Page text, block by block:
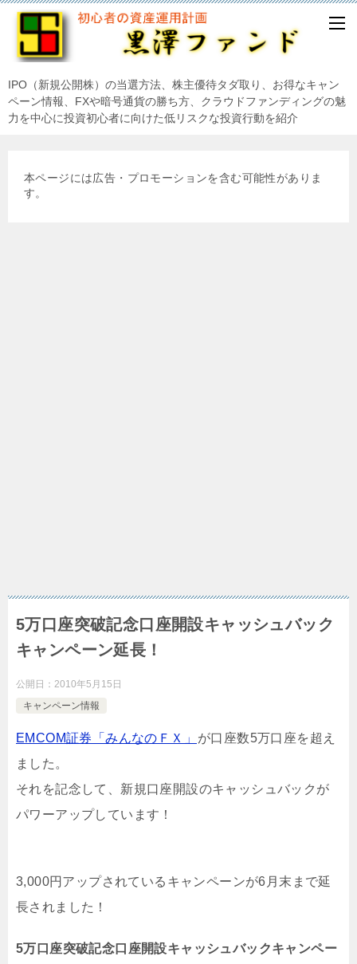
IPO（新規公開株）の当選方法、株主優待タダ取り、お得なキャン
ペーン情報、FXや暗号通貨の勝ち方、クラウドファンディングの魅
力を中心に投資初心者に向けた低リスクな投資行動を紹介
本ページには広告・プロモーションを含む可能性がありま
す。
5万口座突破記念口座開設キャッシュバック
キャンペーン延長！
公開日： 2010年5月15日
キャンペーン情報
EMCOM証券「みんなのＦＸ」
が口座数5万口座を超え
ました。
それを記念して、新規口座開設のキャッシュバックが
パワーアップしています！
3,000円アップされているキャンペーンが6月末まで延
長されました！
5万口座突破記念口座開設キャッシュバックキャンペー